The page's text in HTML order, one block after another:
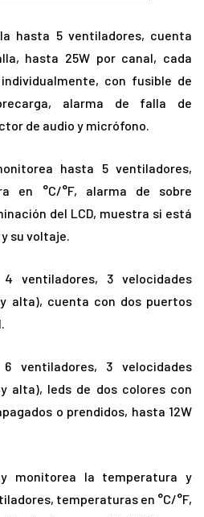
hasta 5 ventiladores, cuenta
hasta 25W por canal, cada
con fusible de
alarma de falla de
de audio y micrófono.
hasta 5 ventiladores,
en °C/°F, alarma de sobre
del LCD, muestra si está
su voltaje.
ventiladores, 3 velocidades
alta), cuenta con dos puertos
ventiladores, 3 velocidades
alta), leds de dos colores con
o prendidos, hasta 12W
monitorea la temperatura y
temperaturas en °C/°F,